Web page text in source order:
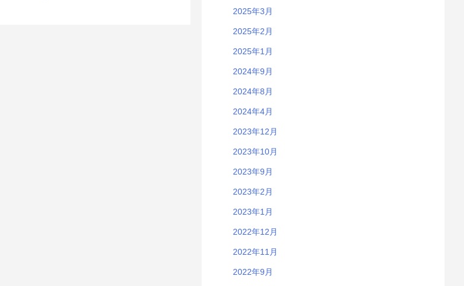
2025年3月
2025年2月
2025年1月
2024年9月
2024年8月
2024年4月
2023年12月
2023年10月
2023年9月
2023年2月
2023年1月
2022年12月
2022年11月
2022年9月